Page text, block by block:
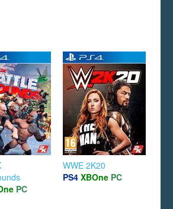
PC
WWE 2K20
PS4 XBOne PC